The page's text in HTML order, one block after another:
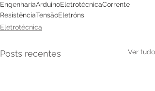
EngenhariaArduinoEletrotécnicaCorrente
ResistênciaTensãoEletróns
Eletrotécnica
Posts recentes Ver tudo